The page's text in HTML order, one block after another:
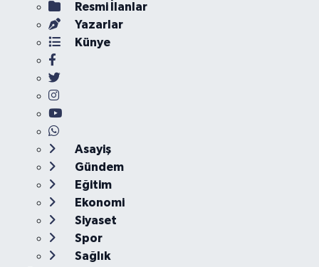
Resmi İlanlar
Yazarlar
Künye
Asayiş
Gündem
Eğitim
Ekonomi
Siyaset
Spor
Sağlık